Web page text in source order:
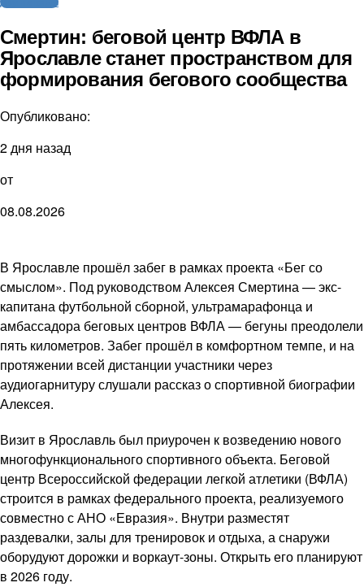
Смертин: беговой центр ВФЛА в
Ярославле станет пространством для
формирования бегового сообщества
Опубликовано:
2 дня назад
от
08.08.2026
В Ярославле прошёл забег в рамках проекта «Бег со
смыслом». Под руководством Алексея Смертина — экс-
капитана футбольной сборной, ультрамарафонца и
амбассадора беговых центров ВФЛА — бегуны преодолели
пять километров. Забег прошёл в комфортном темпе, и на
протяжении всей дистанции участники через
аудиогарнитуру слушали рассказ о спортивной биографии
Алексея.
Визит в Ярославль был приурочен к возведению нового
многофункционального спортивного объекта. Беговой
центр Всероссийской федерации легкой атлетики (ВФЛА)
строится в рамках федерального проекта, реализуемого
совместно с АНО «Евразия». Внутри разместят
раздевалки, залы для тренировок и отдыха, а снаружи
оборудуют дорожки и воркаут-зоны. Открыть его планируют
в 2026 году.